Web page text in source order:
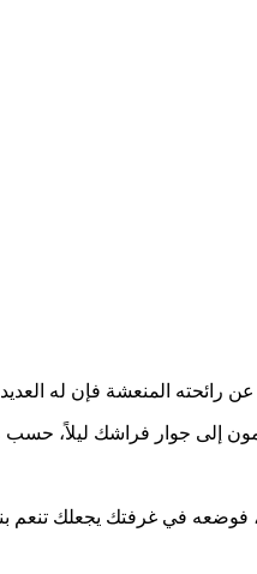
عن رائحته المنعشة فإن له
فوضعه في غرفتك يجعلك تنعم